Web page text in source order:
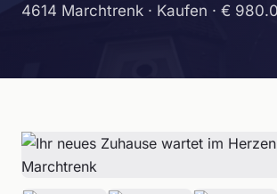
4614 Marchtrenk · Kaufen · €